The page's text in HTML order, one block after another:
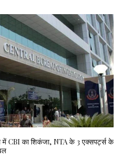
CBI का शिकंजा, NTA के 3 एक्सपर्ट्स के